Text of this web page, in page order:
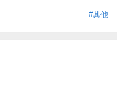
#其他